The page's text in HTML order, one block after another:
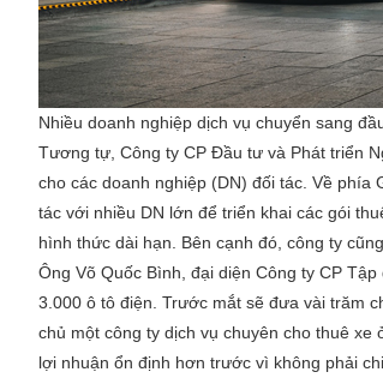
Nhiều doanh nghiệp dịch vụ chuyển sang
Tương tự, Công ty CP Đầu tư và Phát triển
cho các doanh nghiệp (DN) đối tác. Về phía
tác với nhiều DN lớn để triển khai các gói
hình thức dài hạn. Bên cạnh đó, công ty
Ông Võ Quốc Bình, đại diện Công ty CP
3.000 ô tô điện. Trước mắt sẽ đưa vài trăm
chủ một công ty dịch vụ chuyên cho thuê
lợi nhuận ổn định hơn trước vì không phải